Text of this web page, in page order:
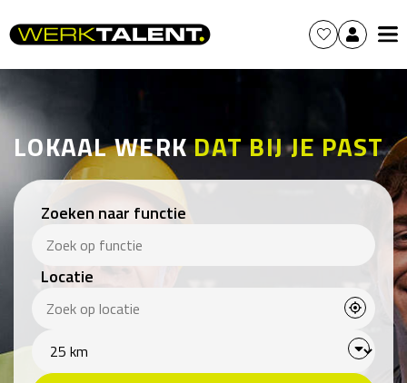
LOKAAL WERKDAT BIJ JE PAST
Zoeken naar functie
Locatie